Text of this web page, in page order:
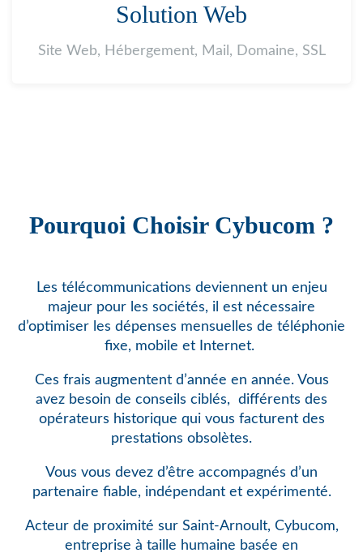
Solution Web
Site Web, Hébergement, Mail, Domaine, SSL
Pourquoi Choisir Cybucom ?
Les télécommunications deviennent un enjeu
majeur pour les sociétés, il est nécessaire
d’optimiser les dépenses mensuelles de téléphonie
fixe, mobile et Internet.
Ces frais augmentent d’année en année. Vous
avez besoin de conseils ciblés,
différents des
opérateurs historique qui vous facturent des
prestations obsolètes.
Vous vous devez d’être accompagnés d’un
partenaire fiable, indépendant et expérimenté.
Acteur de proximité sur Saint-Arnoult, Cybucom,
entreprise à taille humaine basée en